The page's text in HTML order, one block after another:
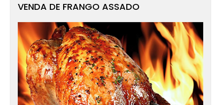
VENDA DE FRANGO ASSADO